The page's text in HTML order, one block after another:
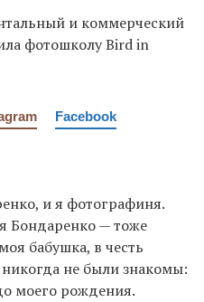
и коммерческий
фотошколу Bird in
Facebook
и я фотографиня.
Бондаренко — тоже
бабушка, в честь
не были знакомы:
моего рождения.